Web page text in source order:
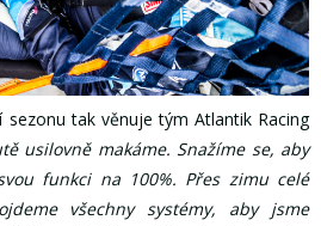
sezonu tak věnuje tým Atlantik Racing
usilovně makáme. Snažíme se, aby
funkci na 100%. Přes zimu celé
všechny systémy, aby jsme